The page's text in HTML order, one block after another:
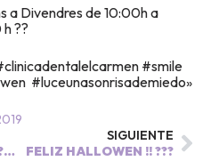
a Divendres de 10:00h a
??
#smile
#luceunasonrisademiedo»
• Odontopediatría •????????
SIGUIENTE
FELIZ HALLOWEN !! ???